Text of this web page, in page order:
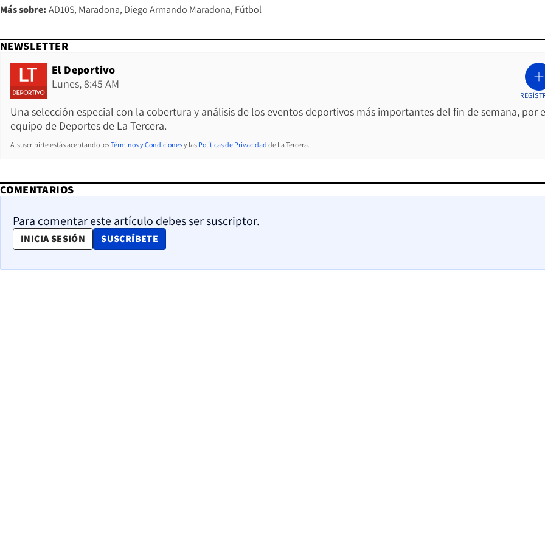
Más sobre: AD10S Maradona Diego Armando Maradona Fútbol
NEWSLETTER
El Deportivo
Lunes, 8:45 AM
Una selección especial con la cobertura y análisis de los eventos deportivos más importantes del fin de semana, por
equipo de Deportes de La Tercera.
Al suscribirte estás aceptando losTérminos y Condicionesy las Políticas de Privacidad de La Tercera.
COMENTARIOS
Para comentar este artículo debes ser suscriptor.
INICIA SESIÓN SUSCRÍBETE
OPENS IN NEW WINDOW